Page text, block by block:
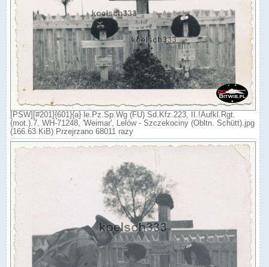
[PSW][#201]{601}{a} le.Pz.Sp.Wg (FU) Sd.Kfz.223, II.!Aufkl.Rgt.
(mot.).7, WH-71248, 'Weimar', Lelów - Szczekociny (Obltn. Schütt).jpg
(166.63 KiB) Przejrzano 68011 razy